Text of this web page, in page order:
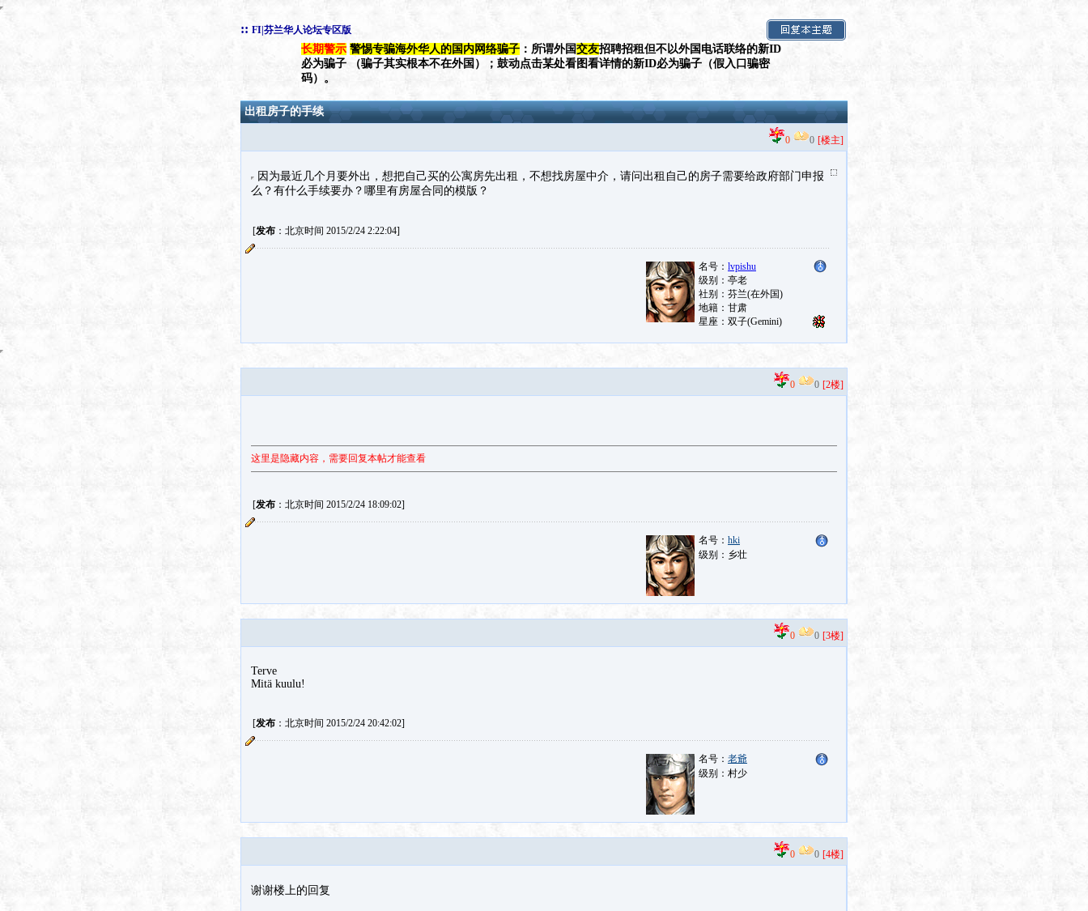
:: FI|芬兰华人论坛专区版
长期警示 警惕专骗海外华人的国内网络骗子 ：所谓外国交友招聘招租但不以外国电话联络的新ID
必为骗子 （骗子其实根本不在外国）；鼓动点击某处看图看详情的新ID必为骗子（假入口骗密
码）。
出租房子的手续
0 0 [楼主]
因为最近几个月要外出，想把自己买的公寓房先出租，不想找房屋中介，请问出租自己的房子需要给政府部门申报
么？有什么手续要办？哪里有房屋合同的模版？
[发布：北京时间 2015/2/24 2:22:04]
0 0 [2楼]
这里是隐藏内容，需要回复本帖才能查看
[发布：北京时间 2015/2/24 18:09:02]
名号： hki
级别：乡壮
0 0 [3楼]
Terve
Mitä kuulu!
[发布：北京时间 2015/2/24 20:42:02]
名号： 老爺
级别：村少
0 0 [4楼]
谢谢楼上的回复